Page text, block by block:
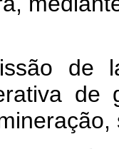
de
de